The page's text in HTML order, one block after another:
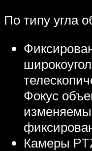
По типу угла
Фокус
Камеры